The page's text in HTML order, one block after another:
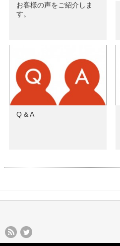
お客様の声をご紹介しま
す。
Q & A